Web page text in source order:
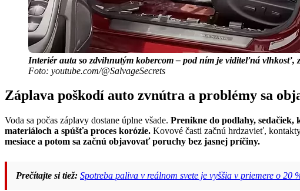
Interiér auta so zdvihnutým kobercom – pod ním je viditeľná vlhkosť,
Foto: youtube.com/@SalvageSecrets
Záplava poškodí auto zvnútra a problémy sa
Voda sa počas záplavy dostane úplne všade. Prenikne do podlahy, sedačiek,
materiáloch a spúšťa proces korózie. Kovové časti začnú hrdzavieť,
mesiace a potom sa začnú objavovať poruchy bez jasnej príčiny.
Prečítajte si tiež: Spotreba paliva v reálnom svete je vyššia v priemere o 20